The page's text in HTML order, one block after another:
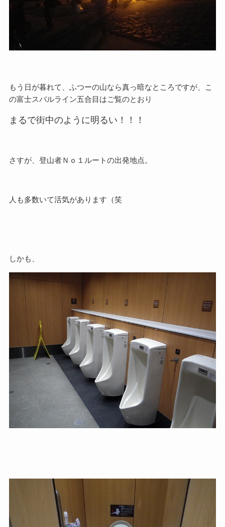
もう日が暮れて、ふつーの山なら真っ暗なところですが、こ
の富士スバルライン五合目はご覧のとおり
まるで街中のように明るい！！！
さすが、登山者Ｎｏ１ルートの出発地点。
人も多数いて活気があります（笑
しかも、